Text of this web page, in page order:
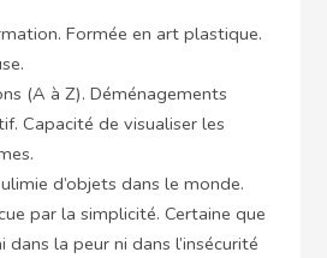
Formée en art plastique.
(A à Z). Déménagements
Capacité de visualiser les
d’objets dans le monde.
par la simplicité. Certaine que
dans la peur ni dans l’insécurité